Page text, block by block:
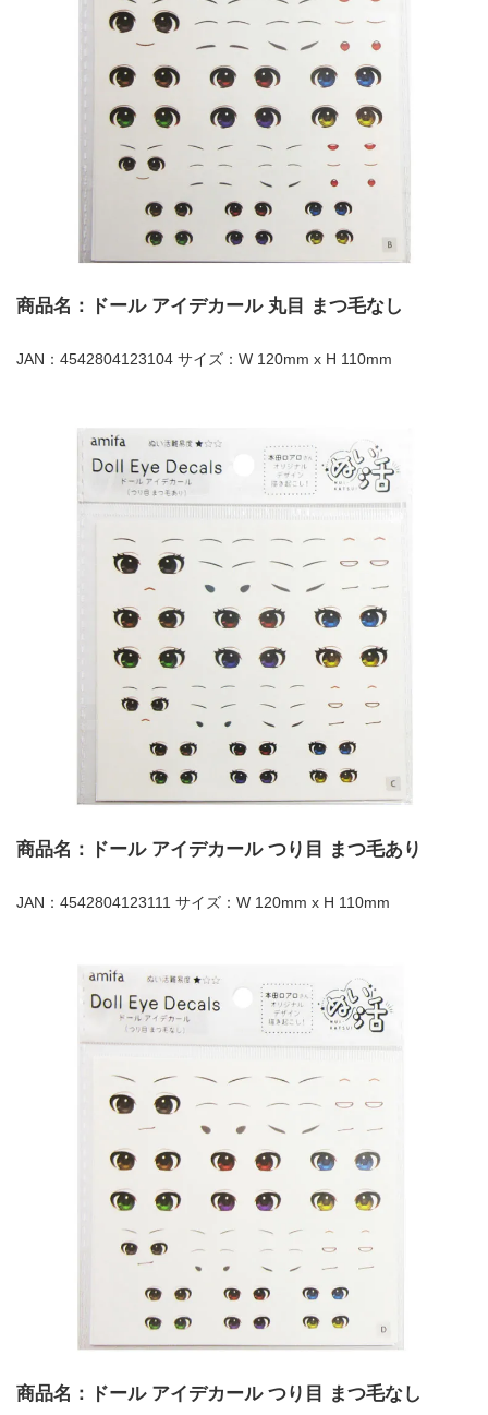
商品名：ドール アイデカール 丸目 まつ毛なし
JAN：4542804123104 サイズ：W 120mm x H 110mm
商品名：ドール アイデカール つり目 まつ毛あり
JAN：4542804123111 サイズ：W 120mm x H 110mm
商品名：ドール アイデカール つり目 まつ毛なし